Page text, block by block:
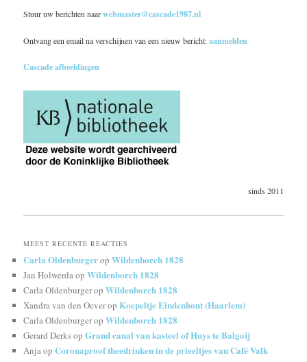
Stuur uw berichten naarwebmaster@cascade1987.nl
Ontvang een email na verschijnen van een nieuw bericht:aanmelden
Cascade afbeeldingen
sinds 2011
MEEST RECENTE REACTIES
Carla OldenburgeropWildenborch 1828
Jan HolwerdaopWildenborch 1828
Carla OldenburgeropWildenborch 1828
Xandra van den OeveropKoepeltje Eindenhout (Haarlem)
Carla OldenburgeropWildenborch 1828
Gerard DerksopGrand canal van kasteel of Huys te Balgoij
AnjaopCoronaproof theedrinken in de prieeltjes van Café Valk